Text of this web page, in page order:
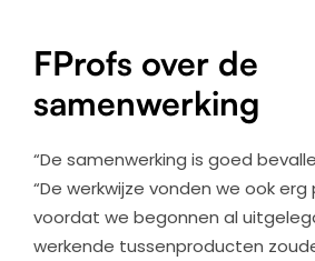
FProfs over de
samenwerking
“De samenwerking is goed
“De werkwijze vonden we ook
voordat we begonnen al
werkende tussenproducten